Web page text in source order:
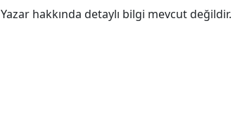
Yazar hakkında detaylı bilgi mevcut değildir.